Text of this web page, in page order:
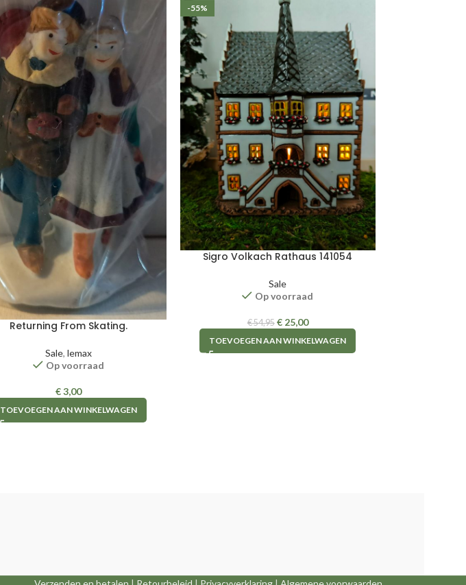
Returning From Skating.
Sale, lemax
Op voorraad
€3,00
TOEVOEGEN AAN WINKELWAGEN
-55%
Sigro Volkach Rathaus 141054
Sale
Op voorraad
€54,95 €25,00
TOEVOEGEN AAN WINKELWAGEN